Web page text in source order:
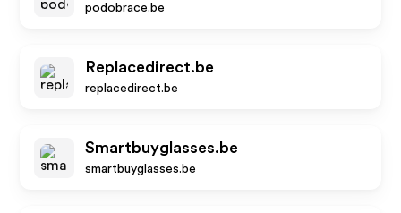
podobrace.be
Replacedirect.be
replacedirect.be
Smartbuyglasses.be
smartbuyglasses.be